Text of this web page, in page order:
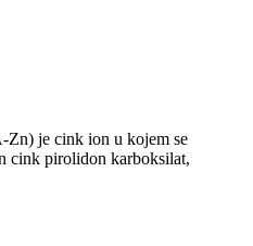
je cink ion u kojem se
cink pirolidon karboksilat,